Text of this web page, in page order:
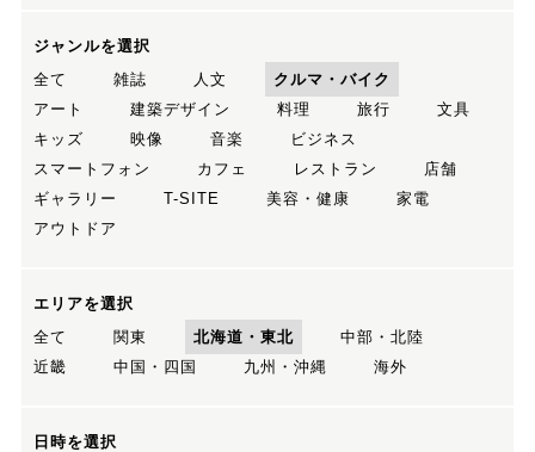
ジャンルを選択
全て
雑誌 人文
クルマ・バイク
アート
建築デザイン 料理 旅行
文具
キッズ
映像 音楽
ビジネス
スマートフォン
カフェ レストラン
店舗
ギャラリー
T-SITE 美容・健康
家電
アウトドア
エリアを選択
全て
関東 北海道・東北
中部・北陸
近畿
中国・四国 九州・沖縄 海外
日時を選択